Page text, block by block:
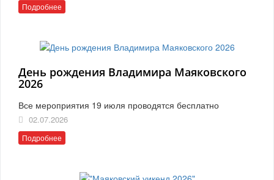
Подробнее
День рождения Владимира Маяковского
2026
Все мероприятия 19 июля проводятся бесплатно
02.07.2026
Подробнее